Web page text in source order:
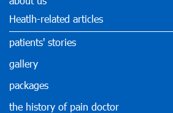
Heatlh-related articles
patients' stories
gallery
packages
the history of pain doctor